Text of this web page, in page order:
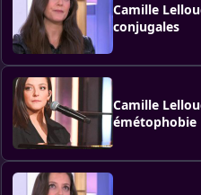
Camille
conjugales
Camille
émétophobie